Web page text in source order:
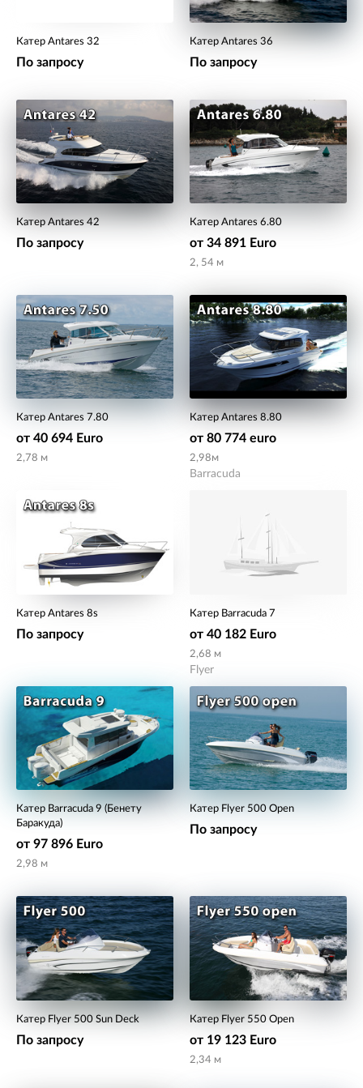
Катер Antares 32
По запросу
Катер Antares 36
По запросу
Катер Antares 42
По запросу
Катер Antares 6.80
от 34 891 Euro
2, 54 м
Катер Antares 7.80
от 40 694 Euro
2,78 м
Катер Antares 8.80
от 80 774 euro
2,98м
Катер Antares 8s
По запросу
Barracuda
Катер Barracuda 7
от 40 182 Euro
2,68 м
Катер Barracuda 9 (Бенету
Баракуда)
от 97 896 Euro
2,98 м
Flyer
Катер Flyer 500 Open
По запросу
Катер Flyer 500 Sun Deck
По запросу
Катер Flyer 550 Open
от 19 123 Euro
2,34 м